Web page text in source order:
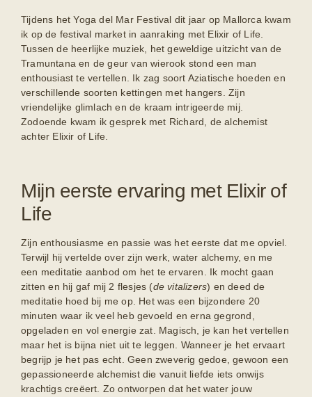
Tijdens het Yoga del Mar Festival dit jaar op Mallorca kwam
ik op de festival market in aanraking met Elixir of Life.
Tussen de heerlijke muziek, het geweldige uitzicht van de
Tramuntana en de geur van wierook stond een man
enthousiast te vertellen. Ik zag soort Aziatische hoeden en
verschillende soorten kettingen met hangers. Zijn
vriendelijke glimlach en de kraam intrigeerde mij.
Zodoende kwam ik gesprek met Richard, de alchemist
achter Elixir of Life.
Mijn eerste ervaring met Elixir of
Life
Zijn enthousiasme en passie was het eerste dat me opviel.
Terwijl hij vertelde over zijn werk, water alchemy, en me
een meditatie aanbod om het te ervaren. Ik mocht gaan
zitten en hij gaf mij 2 flesjes (de vitalizers) en deed de
meditatie hoed bij me op. Het was een bijzondere 20
minuten waar ik veel heb gevoeld en erna gegrond,
opgeladen en vol energie zat. Magisch, je kan het vertellen
maar het is bijna niet uit te leggen. Wanneer je het ervaart
begrijp je het pas echt. Geen zweverig gedoe, gewoon een
gepassioneerde alchemist die vanuit liefde iets onwijs
krachtigs creëert. Zo ontworpen dat het water jouw